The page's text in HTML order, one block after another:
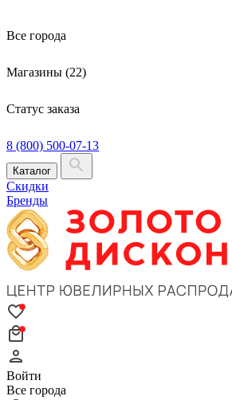
Все города
Магазины (22)
Статус заказа
8 (800) 500-07-13
Каталог
Скидки
Бренды
Войти
Все города